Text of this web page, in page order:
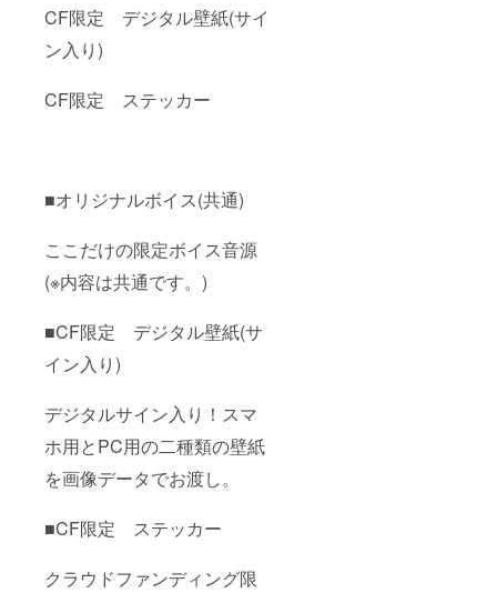
CF限定 デジタル壁紙(サイ
ン入り)
CF限定 ステッカー
■オリジナルボイス(共通)
ここだけの限定ボイス音源
(※内容は共通です。)
■CF限定 デジタル壁紙(サ
イン入り)
デジタルサイン入り！スマ
ホ用とPC用の二種類の壁紙
を画像データでお渡し。
■CF限定 ステッカー
クラウドファンディング限